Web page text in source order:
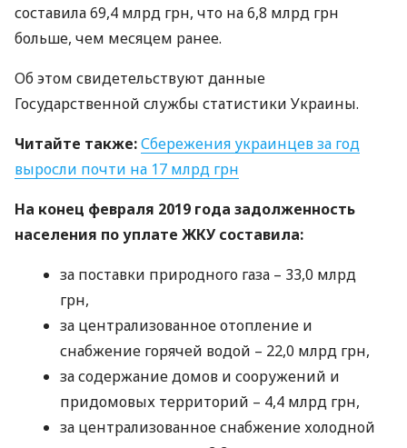
составила 69,4 млрд грн, что на 6,8 млрд грн
больше, чем месяцем ранее.
Об этом свидетельствуют данные
Государственной службы статистики Украины.
Читайте также:Сбережения украинцев за год
выросли почти на 17 млрд грн
На конец февраля 2019 года задолженность
населения по уплате ЖКУ составила:
за поставки природного газа – 33,0 млрд
грн,
за централизованное отопление и
снабжение горячей водой – 22,0 млрд грн,
за содержание домов и сооружений и
придомовых территорий – 4,4 млрд грн,
за централизованное снабжение холодной